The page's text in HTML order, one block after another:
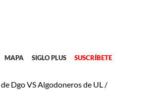
MAPA SIGLO PLUS SUSCRÍBETE
Dgo VS Algodoneros de UL /